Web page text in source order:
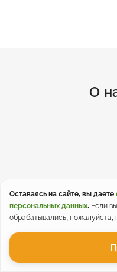
О
Оставаясь на сайте, вы даете
персональных данных. Если
обрабатывались, пожалуйста,